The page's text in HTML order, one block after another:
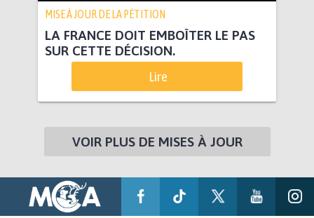
MISE À JOUR DE LA PÉTITION
LA FRANCE DOIT EMBOÎTER LE PAS
SUR CETTE DÉCISION.
Lire
VOIR PLUS DE MISES À JOUR